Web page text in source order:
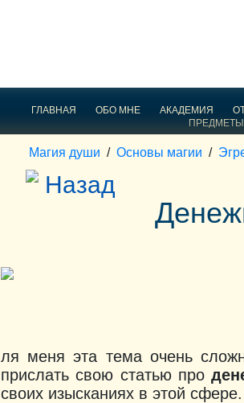
ГЛАВНАЯ ОБО МНЕ АКАДЕМИЯ
Магия души / Основы магии /
Назад
ля меня эта тема очень
прислать свою статью про
своих изысканиях в этой сфере.